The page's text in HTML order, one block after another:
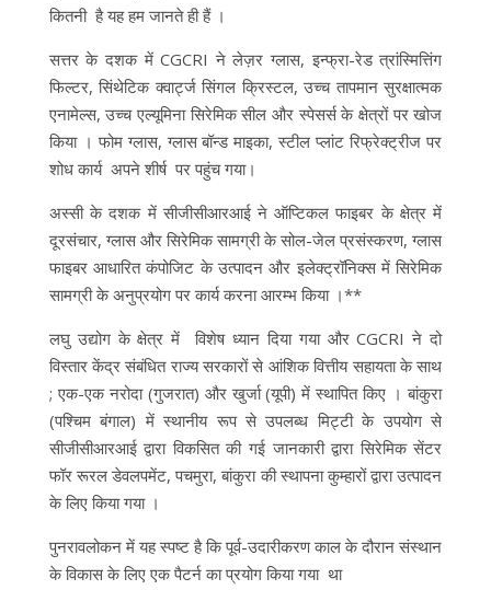
कितनी है यह हम जानते ही हैं ।
सत्तर के दशक में CGCRI ने लेज़र ग्लास, इन्फ्रा-रेड त्रांस्मित्तिंग
फिल्टर, सिंथेटिक क्वार्ट्ज सिंगल क्रिस्टल, उच्च तापमान सुरक्षात्मक
एनामेल्स, उच्च एल्यूमिना सिरेमिक सील और स्पेसर्स के क्षेत्रों पर खोज
किया । फोम ग्लास, ग्लास बॉन्ड माइका, स्टील प्लांट रिफ्रेक्ट्रीज पर
शोध कार्य अपने शीर्ष पर पहुंच गया।
अस्सी के दशक में सीजीसीआरआई ने ऑप्टिकल फाइबर के क्षेत्र में
दूरसंचार, ग्लास और सिरेमिक सामग्री के सोल-जेल प्रसंस्करण, ग्लास
फाइबर आधारित कंपोजिट के उत्पादन और इलेक्ट्रॉनिक्स में सिरेमिक
सामग्री के अनुप्रयोग पर कार्य करना आरम्भ किया ।**
लघु उद्योग के क्षेत्र में विशेष ध्यान दिया गया और CGCRI ने दो
विस्तार केंद्र संबंधित राज्य सरकारों से आंशिक वित्तीय सहायता के साथ
; एक-एक नरोदा (गुजरात) और खुर्जा (यूपी) में स्थापित किए । बांकुरा
(पश्चिम बंगाल) में स्थानीय रूप से उपलब्ध मिट्टी के उपयोग से
सीजीसीआरआई द्वारा विकसित की गई जानकारी द्वारा सिरेमिक सेंटर
फॉर रूरल डेवलपमेंट, पचमुरा, बांकुरा की स्थापना कुम्हारों द्वारा उत्पादन
के लिए किया गया ।
पुनरावलोकन में यह स्पष्ट है कि पूर्व-उदारीकरण काल के दौरान संस्थान
के विकास के लिए एक पैटर्न का प्रयोग किया गया था